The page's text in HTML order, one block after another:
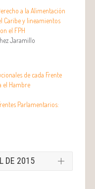
a la Alimentación
Caribe y lineamientos
el FPH
Jaramillo
de cada Frente
el Hambre
Parlamentarios:
DE 2015